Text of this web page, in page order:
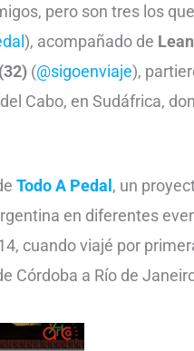
pero son tres los
), acompañado de
(@sigoenviaje),
Cabo, en Sudáfrica,
Todo A Pedal , un
en diferentes
cuando viajé por
Córdoba a Río de